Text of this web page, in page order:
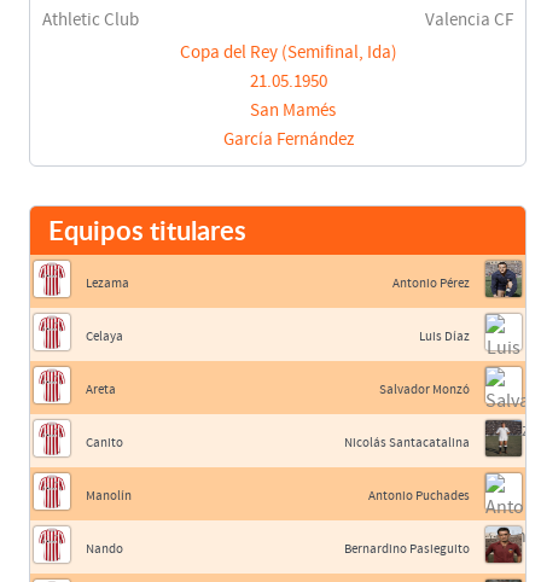
Athletic Club
Valencia CF
Copa del Rey (Semifinal, Ida)
21.05.1950
San Mamés
García Fernández
Equipos titulares
Lezama
Celaya
Areta
Canito
Manolín
Nando
Antonio Pérez
Luis Díaz
Salvador Monzó
Nicolás Santacatalina
Antonio Puchades
Bernardino Pasieguito